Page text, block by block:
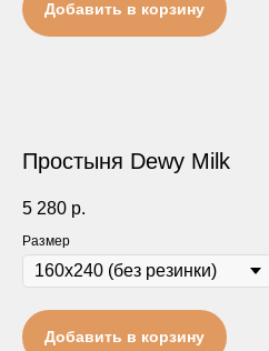
Добавить в корзину
Простыня Dewy Milk
5 280 р.
Размер
Добавить в корзину